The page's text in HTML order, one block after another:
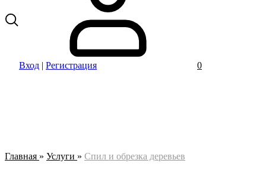
Вход | Регистрация 0
Главная » Услуги » Спил и обрезка деревьев